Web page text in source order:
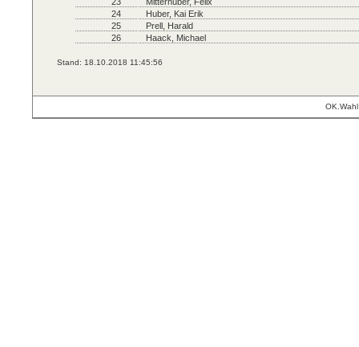
24
Huber, Kai Erik
25
Prell, Harald
26
Haack, Michael
Stand: 18.10.2018 11:45:56